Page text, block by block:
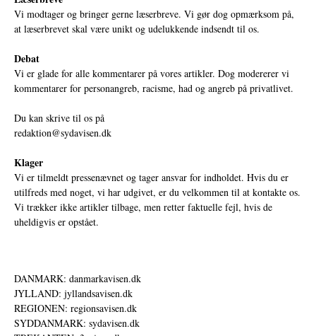
Vi modtager og bringer gerne læserbreve. Vi gør dog opmærksom på,
at læserbrevet skal være unikt og udelukkende indsendt til os.
Debat
Vi er glade for alle kommentarer på vores artikler. Dog modererer vi
kommentarer for personangreb, racisme, had og angreb på privatlivet.
Du kan skrive til os på
redaktion@sydavisen.dk
Klager
Vi er tilmeldt pressenævnet og tager ansvar for indholdet. Hvis du er
utilfreds med noget, vi har udgivet, er du velkommen til at kontakte os.
Vi trækker ikke artikler tilbage, men retter faktuelle fejl, hvis de
uheldigvis er opstået.
DANMARK: danmarkavisen.dk
JYLLAND: jyllandsavisen.dk
REGIONEN: regionsavisen.dk
SYDDANMARK: sydavisen.dk